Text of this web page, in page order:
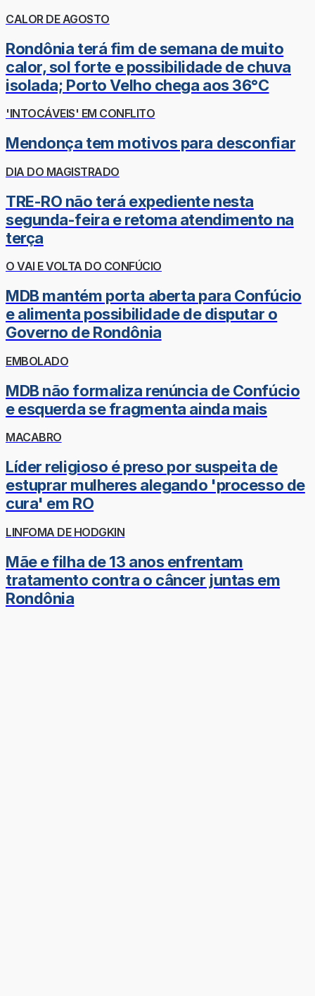
CALOR DE AGOSTO
Rondônia terá fim de semana de muito
calor, sol forte e possibilidade de chuva
isolada; Porto Velho chega aos 36°C
'INTOCÁVEIS' EM CONFLITO
Mendonça tem motivos para desconfiar
DIA DO MAGISTRADO
TRE-RO não terá expediente nesta
segunda-feira e retoma atendimento na
terça
O VAI E VOLTA DO CONFÚCIO
MDB mantém porta aberta para Confúcio
e alimenta possibilidade de disputar o
Governo de Rondônia
EMBOLADO
MDB não formaliza renúncia de Confúcio
e esquerda se fragmenta ainda mais
MACABRO
Líder religioso é preso por suspeita de
estuprar mulheres alegando 'processo de
cura' em RO
LINFOMA DE HODGKIN
Mãe e filha de 13 anos enfrentam
tratamento contra o câncer juntas em
Rondônia